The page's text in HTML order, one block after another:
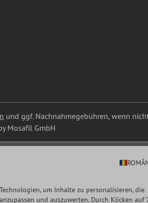
und ggf. Nachnahmegebühren, wenn
Mosafil GmbH
um Inhalte zu personalisieren, die
und auszuwerten. Durch Klicken auf